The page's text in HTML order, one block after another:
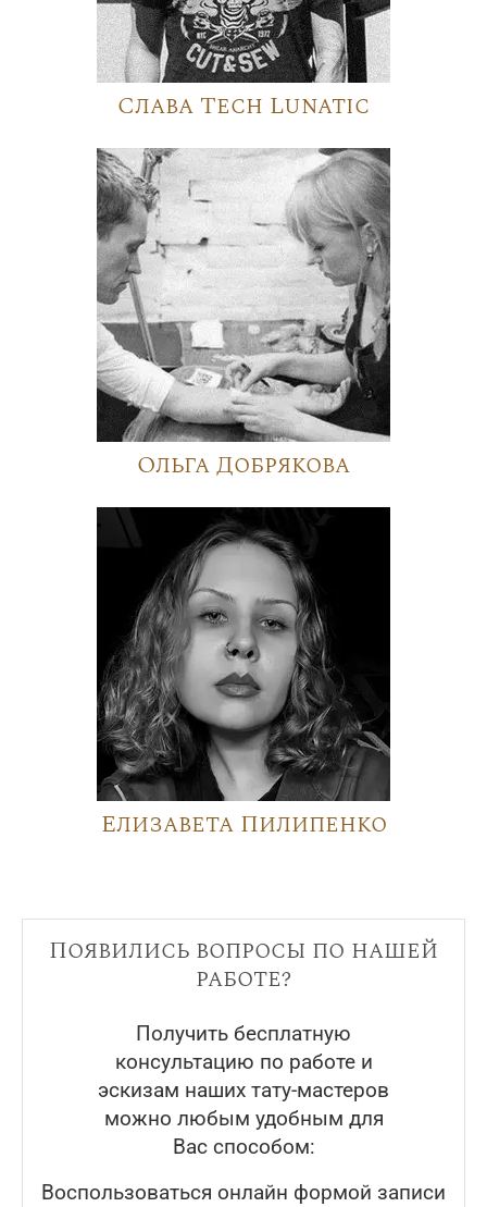
Слава Tech Lunatic
Ольга Добрякова
Елизавета Пилипенко
Появились вопросы по нашей
работе?
Получить бесплатную
консультацию по работе и
эскизам наших тату-мастеров
можно любым удобным для
Вас способом:
Воспользоваться онлайн формой записи